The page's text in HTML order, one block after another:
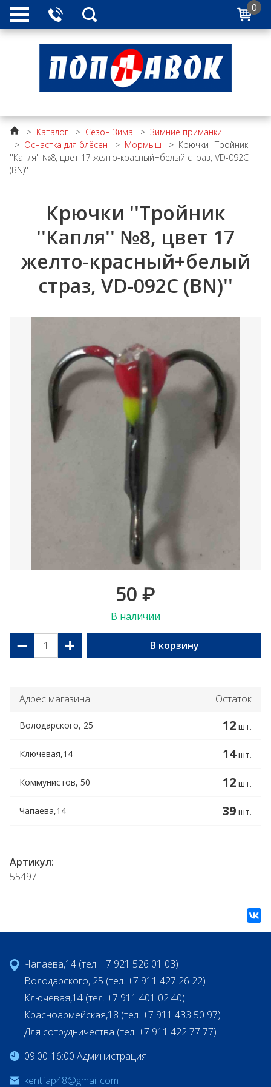
0
> Каталог > Сезон Зима > Зимние приманки
> Оснастка для блёсен > Мормыш > Крючки ''Тройник
''Капля'' №8, цвет 17 желто-красный+белый страз, VD-092C
(BN)''
Крючки ''Тройник
''Капля'' №8, цвет 17
желто-красный+белый
страз, VD-092C (BN)''
50 ₽
В наличии
− + В корзину
Адрес магазина Остаток
Володарского, 25 12 шт.
Ключевая,14 14шт.
Коммунистов, 50 12 шт.
Чапаева,14 39 шт.
Артикул:
55497
Чапаева,14 (тел. +7 921 526 01 03)
Володарского, 25 (тел. +7 911 427 26 22)
Ключевая,14 (тел. +7 911 401 02 40)
Красноармейская,18 (тел. +7 911 433 50 97)
Для сотрудничества (тел. +7 911 422 77 77)
09:00-16:00 Администрация
kentfap48@gmail.com